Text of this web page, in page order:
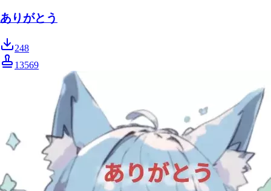
ありがとう
248
13569